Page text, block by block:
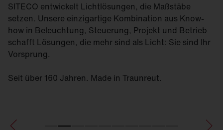
SITECO entwickelt Lichtlösungen, die Maßstäbe
setzen. Unsere einzigartige Kombination aus Know-
how in Beleuchtung, Steuerung, Projekt und Betrieb
schafft Lösungen, die mehr sind als Licht: Sie sind Ihr
Vorsprung.
Seit über 160 Jahren. Made in Traunreut.